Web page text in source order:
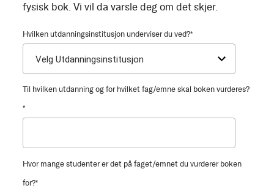
fysisk bok. Vi vil da varsle deg om det skjer.
Hvilken utdanningsinstitusjon underviser du ved?*
Til hvilken utdanning og for hvilket fag/emne skal boken vurderes?
*
Hvor mange studenter er det på faget/emnet du vurderer boken
for?*